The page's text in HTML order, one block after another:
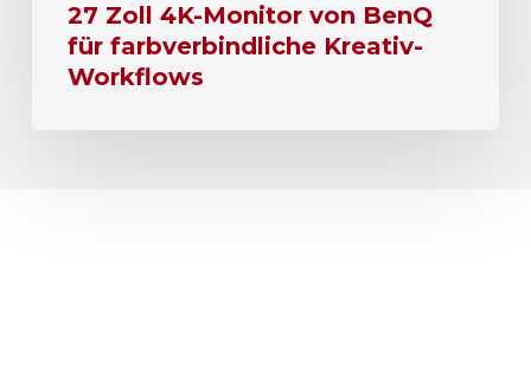
27 Zoll 4K-Monitor von BenQ
für farbverbindliche Kreativ-
Workflows